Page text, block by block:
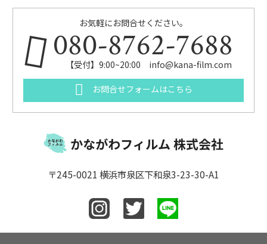
お気軽にお問合せください。
080-8762-7688
【受付】9:00~20:00 info@kana-film.com
お問合せフォームはこちら
かながわフィルム 株式会社
〒245-0021 横浜市泉区下和泉3-23-30-A1